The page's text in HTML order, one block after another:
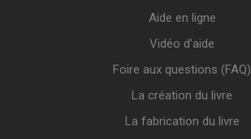
Aide en ligne
Vidéo d’aide
Foire aux questions (FAQ)
La création du livre
La fabrication du livre